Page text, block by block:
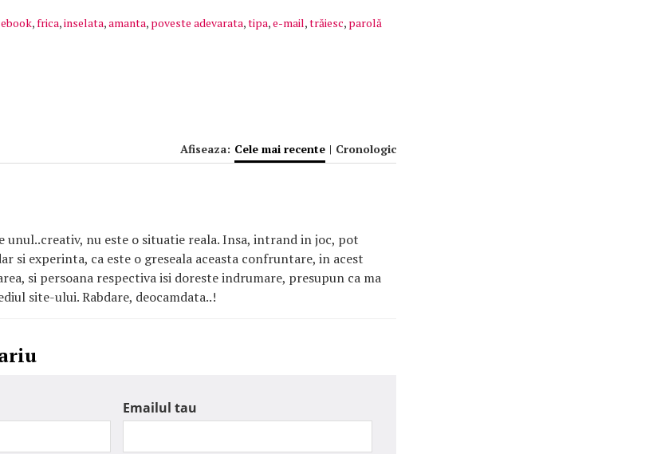
,frica,inselata,amanta, poveste adevarata,tipa,e-mail,trăiesc, parolă
Afiseaza: Cele mai recente | Cronologic
unul..creativ, nu este o situatie reala. Insa, intrand in joc, pot
si experinta, ca este o greseala aceasta confruntare, in acest
si persoana respectiva isi doreste indrumare, presupun ca ma
site-ului. Rabdare, deocamdata..!
Emailul tau